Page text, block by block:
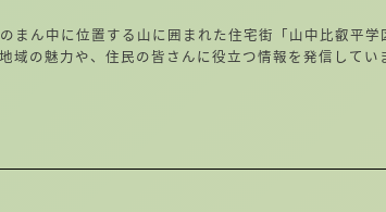
まん中に位置する山に囲まれた住宅街「山中比叡平
域の魅力や、住民の皆さんに役立つ情報を発信してい